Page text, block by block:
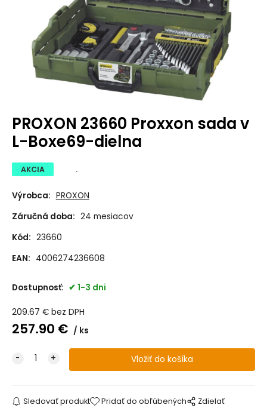
PROXON 23660 Proxxon sada v
L-Boxe69-dielna
AKCIA .
Výrobca: PROXON
Záručná doba: 24 mesiacov
Kód: 23660
EAN: 4006274236608
Dostupnosť: 1-3 dni
209.67 € bez DPH
257.90 € ks
Sledovať produkt Pridať do obľúbených Zdielať